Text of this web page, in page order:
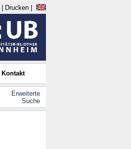
Drucken
Kontakt
Erweiterte
Suche